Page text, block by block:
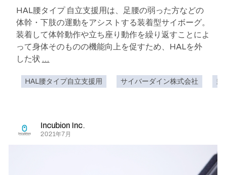
HAL腰タイプ 自立支援用は、足腰の弱った方などの
体幹・下肢の運動をアシストする装着型サイボーグ。
装着して体幹動作や立ち座り動作を繰り返すことによ
って身体そのものの機能向上を促すため、HALを外
した状 ...
HAL腰タイプ自立支援用 サイバーダイン株式会社 乗
Incubion Inc.
2021年7月